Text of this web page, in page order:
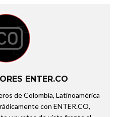
ENTER.CO
de Colombia, Latinoamérica
con ENTER.CO,